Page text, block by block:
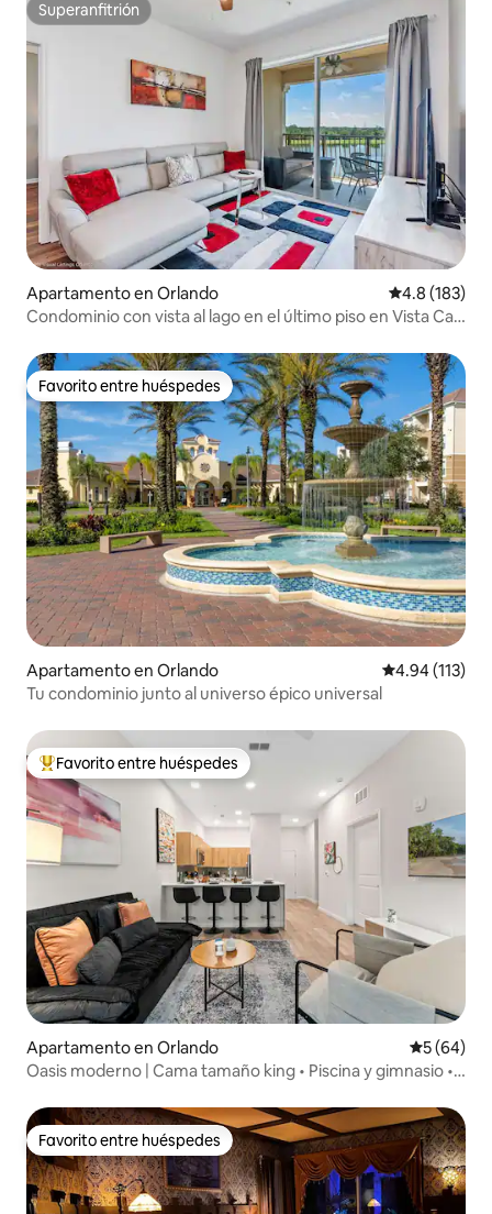
Superanfitrión
Superanfitrión
Apartamento en Orlando Calificación
4.8 (183)
Condominio con vista al lago en el último piso en Vista Cay
Favorito entre huéspedes
Favorito entre huéspedes
Apartamento en Orlando Calificación
4.94 (113)
Tu condominio junto al universo épico universal
Favorito entre huéspedes preferido
Favorito entre huéspedes
Apartamento en Orlando
5 (64)
Oasis moderno | Cama tamaño king • Piscina y gimnasio •
Favorito entre huéspedes
Favorito entre huéspedes